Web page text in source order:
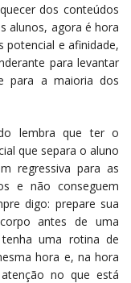
dos conteúdos
alunos, agora é hora
potencial e afinidade,
para levantar
para a maioria dos
lembra que ter o
que separa o aluno
regressiva para as
e não conseguem
digo: prepare sua
antes de uma
uma rotina de
hora e, na hora
no que está